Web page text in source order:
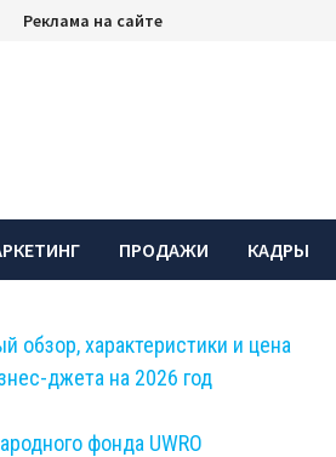
Реклама на сайте
ПРОДАЖИ КАДРЫ
обзор, характеристики и цена
джета на 2026 год
фонда UWRO